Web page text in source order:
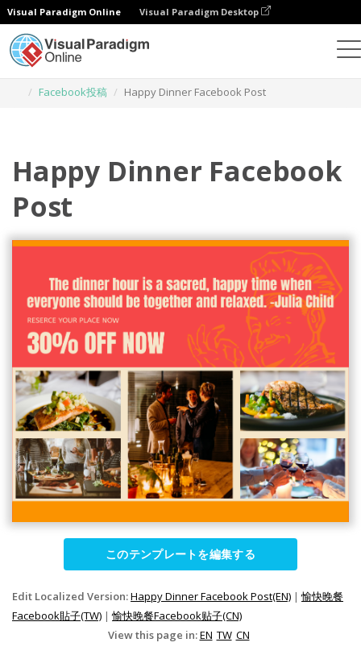
Visual Paradigm Online Visual Paradigm Desktop
Facebook投稿
Happy Dinner Facebook Post
Happy Dinner Facebook
Post
このテンプレートを編集する
Edit Localized Version:Happy Dinner Facebook Post(EN) |愉快晚餐
Facebook貼子(TW) |愉快晚餐Facebook贴子(CN)
View this page in:EN TW CN